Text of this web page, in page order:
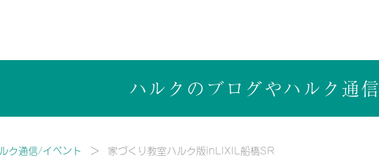
ハルクのブログやハルク通信
ク通信/イベント 家づくり教室ハルク版inLIXIL船橋SR